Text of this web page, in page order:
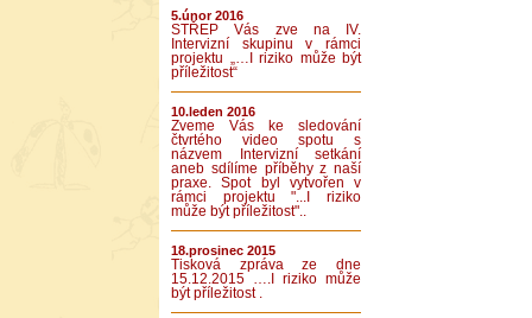
5.únor 2016
STŘEP Vás zve na IV.
Intervizní skupinu v rámci
projektu „…I riziko může být
příležitost“
10.leden 2016
Zveme Vás ke sledování
čtvrtého video spotu s
názvem Intervizní setkání
aneb sdílíme příběhy z naší
praxe. Spot byl vytvořen v
rámci projektu "...I riziko
může být příležitost"..
18.prosinec 2015
Tisková zpráva ze dne
15.12.2015 ….I riziko může
být příležitost .